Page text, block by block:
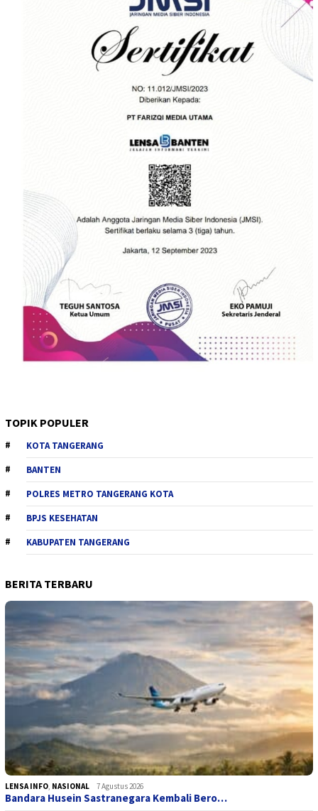
TOPIK POPULER
KOTA TANGERANG
BANTEN
POLRES METRO TANGERANG KOTA
BPJS KESEHATAN
KABUPATEN TANGERANG
BERITA TERBARU
LENSA INFO, NASIONAL 7 Agustus 2026
Bandara Husein Sastranegara Kembali Bero…